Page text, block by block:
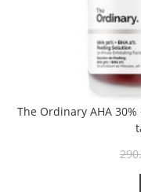
The Ordinary AHA